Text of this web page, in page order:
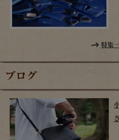
特集
ブログ